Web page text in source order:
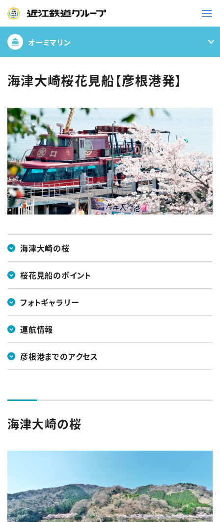
鉄道
バス
事業一覧
観光・イベント情報
ニュースリリース
企業情報
採用情報
お問い合わせ一覧
English
オーミマリン
海津大崎桜花見船【彦根港発】
海津大崎の桜
桜花見船のポイント
フォトギャラリー
運航情報
彦根港までのアクセス
海津大崎の桜